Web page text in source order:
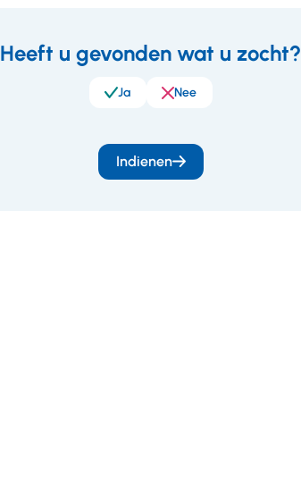
Heeft u gevonden wat u zocht?
Ja Nee
Indienen